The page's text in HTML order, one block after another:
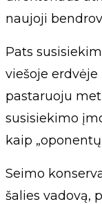
naujoji
Pats
viešoje
pastaruoju
susisiekimo
kaip
Seimo
šalies vadovą,